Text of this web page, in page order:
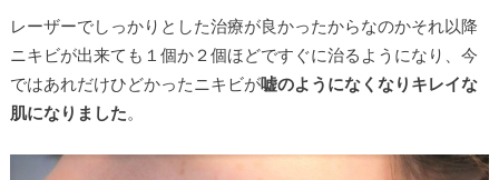
レーザーでしっかりとした治療が良かったからなのかそれ以降
ニキビが出来ても１個か２個ほどですぐに治るようになり、今
ではあれだけひどかったニキビが嘘のようになくなりキレイな
肌になりました。